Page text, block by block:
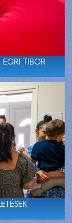
TIBOR